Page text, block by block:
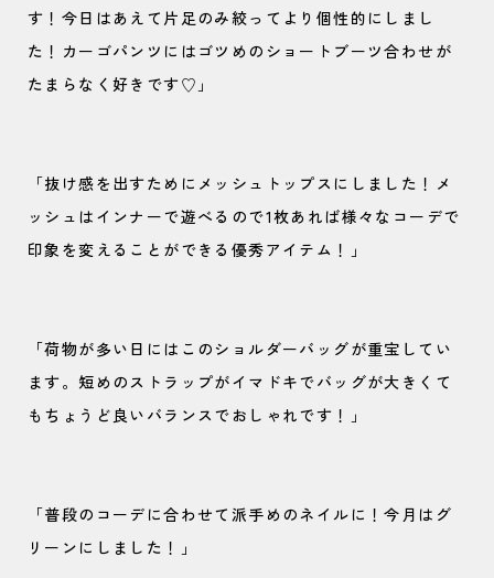
す！今日はあえて片足のみ絞ってより個性的にしまし
た！カーゴパンツにはゴツめのショートブーツ合わせが
たまらなく好きです♡」
「抜け感を出すためにメッシュトップスにしました！メ
ッシュはインナーで遊べるので1枚あれば様々なコーデで
印象を変えることができる優秀アイテム！」
「荷物が多い日にはこのショルダーバッグが重宝してい
ます。短めのストラップがイマドキでバッグが大きくて
もちょうど良いバランスでおしゃれです！」
「普段のコーデに合わせて派手めのネイルに！今月はグ
リーンにしました！」